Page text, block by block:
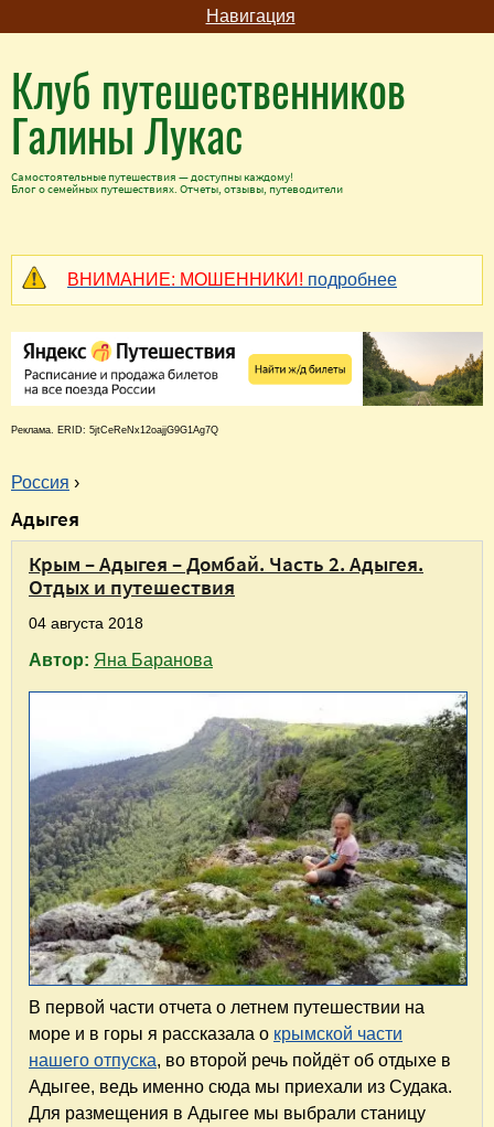
Навигация
Клуб путешественников
Галины Лукас
Самостоятельные путешествия — доступны каждому!
Блог о семейных путешествиях. Отчеты, отзывы, путеводители
ВНИМАНИЕ: МОШЕННИКИ! подробнее
Реклама. ERID: 5jtCeReNx12oajjG9G1Ag7Q
В
ы
Россия ›
Адыгея
Крым – Адыгея – Домбай. Часть 2. Адыгея.
Отдых и путешествия
04 августа 2018
Автор: Яна Баранова
В первой части отчета о летнем путешествии на
море и в горы я рассказала о крымской части
нашего отпуска, во второй речь пойдёт об отдыхе в
Адыгее, ведь именно сюда мы приехали из Судака.
Для размещения в Адыгее мы выбрали станицу